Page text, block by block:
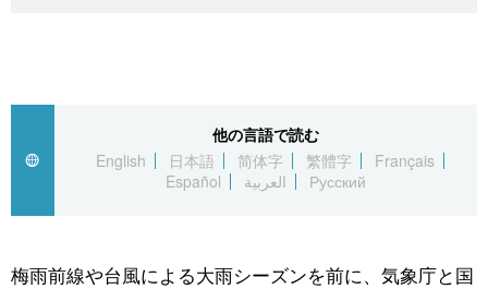
他の言語で読む
English
日本語 简体字 繁體字
Français
Español
العربية Русский
梅雨前線や台風による大雨シーズンを前に、気象庁と国